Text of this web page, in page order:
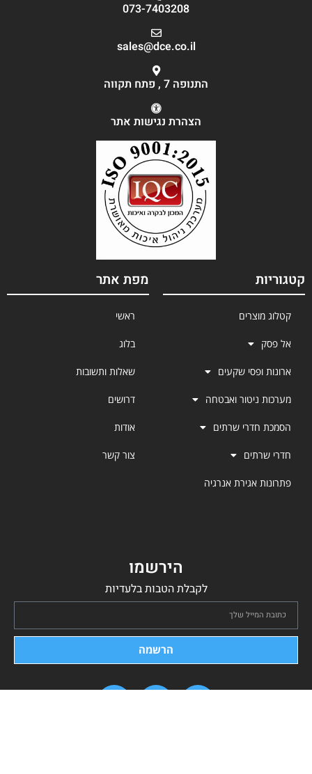
073-7403208
sales@dce.co.il
התנופה 7 , פתח תקווה
הצהרת נגישות אתר
קטגוריות
קטלוג מוצרים
אל פסק
ארונות ופסי שקעים
מערכות ניטור ואבטחה
הסמכת חדרי שרתים
חדרי שרתים
פתרונות אגירת אנרגיה
מפת אתר
ראשי
בלוג
שאלות ותשובות
דרושים
אודות
צור קשר
הירשמו
לקבלת הטבות בלעדיות
הרשמה